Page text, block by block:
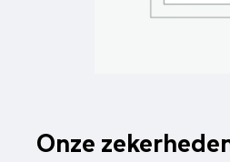
Onze